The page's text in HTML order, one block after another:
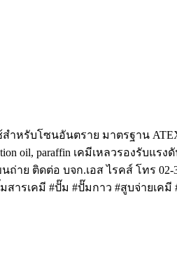
หรับโซนอันตราย มาตรฐาน
oil, paraffin เคมีเหลวรองรับแรง
ติดต่อ บจก.เอส ไรคส์ โทร 02-
สารเคมี #ปั๊ม #ปั๊มกาว #สูบจ่ายเค